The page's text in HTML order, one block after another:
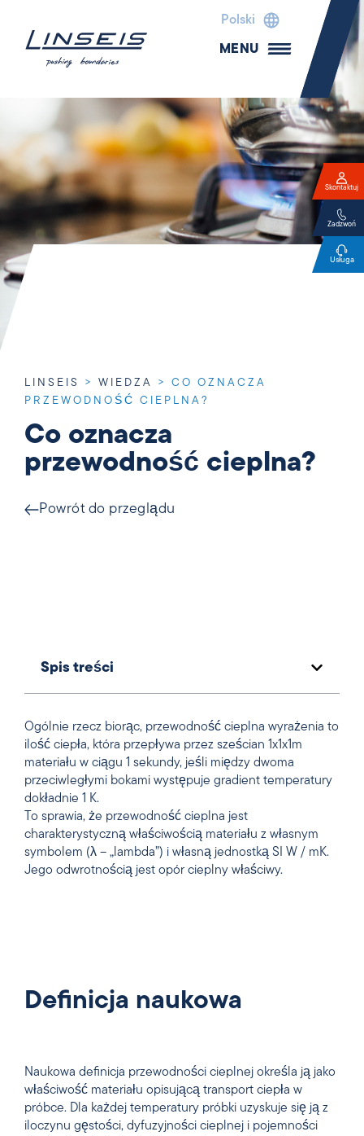
Polski
MENU
LINSEIS > WIEDZA > CO OZNACZA
PRZEWODNOŚĆ CIEPLNA?
Co oznacza
przewodność cieplna?
Powrót do przeglądu
Spis treści
Ogólnie rzecz biorąc, przewodność cieplna wyrażenia to
ilość ciepła, która przepływa przez sześcian 1x1x1m
materiału w ciągu 1 sekundy, jeśli między dwoma
przeciwległymi bokami występuje gradient temperatury
dokładnie 1 K.
To sprawia, że przewodność cieplna jest
charakterystyczną właściwością materiału z własnym
symbolem (λ – „lambda”) i własną jednostką SI W / mK.
Jego odwrotnością jest opór cieplny właściwy.
Definicja naukowa
Naukowa definicja przewodności cieplnej określa ją jako
właściwość materiału opisującą transport ciepła w
próbce. Dla każdej temperatury próbki uzyskuje się ją z
iloczynu gęstości, dyfuzyjności cieplnej i pojemności
Skontaktuj
Zadzwoń
Usługa